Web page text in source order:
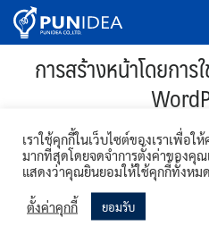
Skip
การสร้างหน้าโดยกา
29/06/2023 Thaishopdesign
Wordpress
UX Builder เป็น Plugin ที่ช่วยในกา
เราใช้คุกกี้ในเว็บไซต์ของเราเพื่อ
มากที่สุดโดยจดจำการตั้งค่าของคุ
แสดงว่าคุณยินยอมให้ใช้คุกกี้ทั้งหมด
ตั้งค่าคุกกี้ ยอมรับ